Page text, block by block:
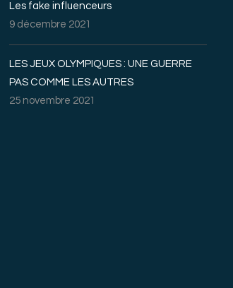
Les fake influenceurs
9 décembre 2021
LES JEUX OLYMPIQUES : UNE GUERRE
PAS COMME LES AUTRES
25 novembre 2021